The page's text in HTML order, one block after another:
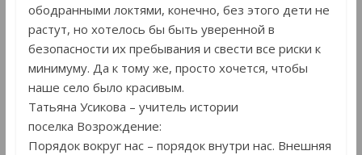
ободранными локтями, конечно, без этого дети не
растут, но хотелось бы быть уверенной в
безопасности их пребывания и свести все риски к
минимуму. Да к тому же, просто хочется, чтобы
наше село было красивым.
Татьяна Усикова – учитель истории
поселка Возрождение:
Порядок вокруг нас – порядок внутри нас. Внешняя